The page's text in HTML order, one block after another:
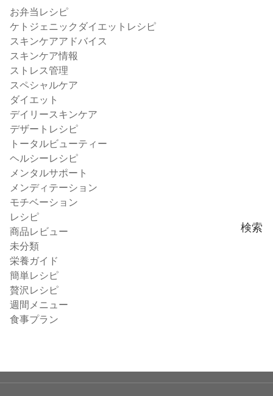
検索
お弁当レシピ
ケトジェニックダイエットレシピ
スキンケアアドバイス
スキンケア情報
ストレス管理
スペシャルケア
ダイエット
デイリースキンケア
デザートレシピ
トータルビューティー
ヘルシーレシピ
メンタルサポート
メンディテーション
モチベーション
レシピ
商品レビュー
未分類
栄養ガイド
簡単レシピ
贅沢レシピ
週間メニュー
食事プラン